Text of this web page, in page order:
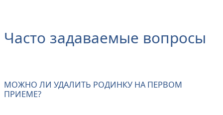
Часто задаваемые вопросы
МОЖНО ЛИ УДАЛИТЬ РОДИНКУ НА ПЕРВОМ
ПРИЕМЕ?